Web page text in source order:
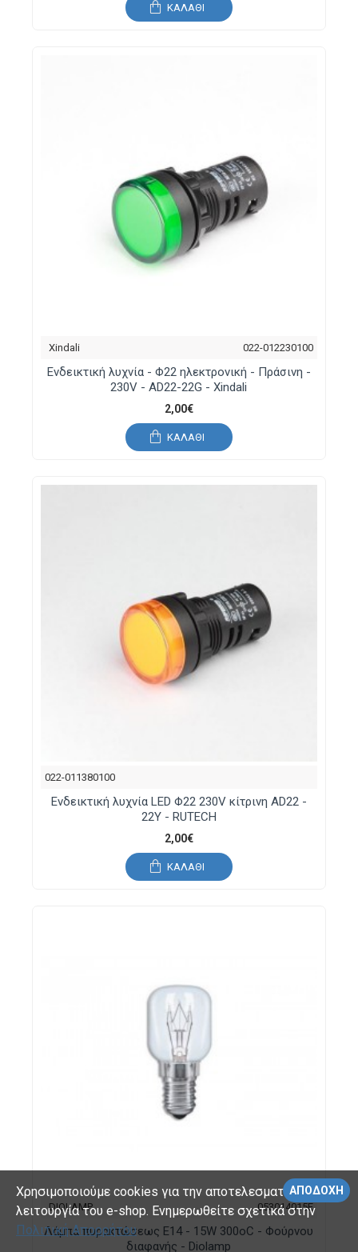
ΚΑΛΆΘΙ
Xindali 022-012230100
Ενδεικτική λυχνία - Φ22 ηλεκτρονική - Πράσινη -
230V - AD22-22G - Xindali
2,00€
ΚΑΛΆΘΙ
022-011380100
Ενδεικτική λυχνία LED Φ22 230V κίτρινη AD22 -
22Y - RUTECH
2,00€
ΚΑΛΆΘΙ
DIOLAMP 053014015Ε
Λάμπα πυρακτώσεως E14 - 15W 300oC - Φούρνου
διαφανής - Diolamp
ΑΠΟΔΟΧΉ
Χρησιμοποιούμε cookies για την αποτελεσματικότερη
λειτουργία του e-shop. Ενημερωθείτε σχετικά στην
Πολιτική Απορρήτου